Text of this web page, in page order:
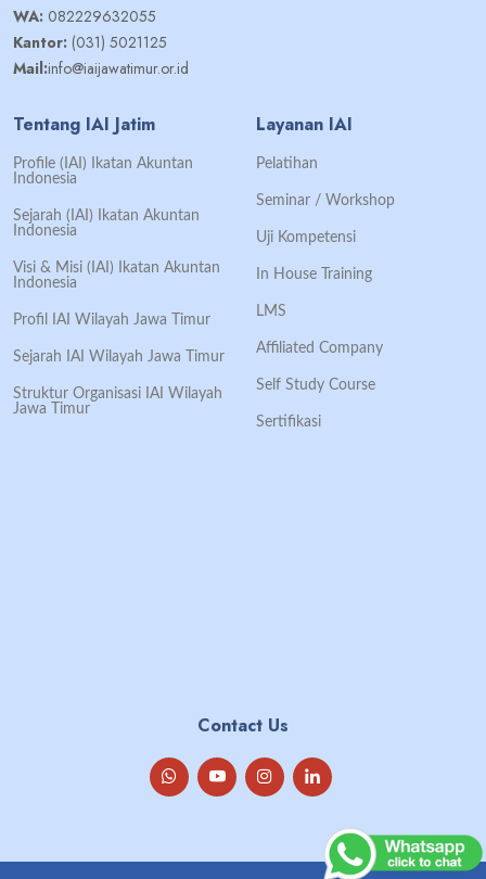
WA: 082229632055
Kantor: (031) 5021125
Mail:info@iaijawatimur.or.id
Tentang IAI Jatim
Profile (IAI) Ikatan Akuntan
Indonesia
Sejarah (IAI) Ikatan Akuntan
Indonesia
Visi & Misi (IAI) Ikatan Akuntan
Indonesia
Profil IAI Wilayah Jawa Timur
Sejarah IAI Wilayah Jawa Timur
Struktur Organisasi IAI Wilayah
Jawa Timur
Layanan IAI
Pelatihan
Seminar / Workshop
Uji Kompetensi
In House Training
LMS
Affiliated Company
Self Study Course
Sertifikasi
Contact Us